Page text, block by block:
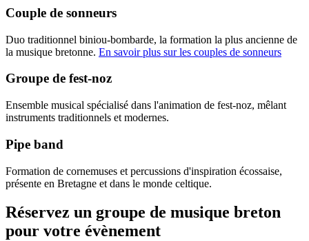
Couple de sonneurs
Duo traditionnel biniou-bombarde, la formation la plus ancienne de
la musique bretonne. En savoir plus sur les couples de sonneurs
Groupe de fest-noz
Ensemble musical spécialisé dans l'animation de fest-noz, mêlant
instruments traditionnels et modernes.
Pipe band
Formation de cornemuses et percussions d'inspiration écossaise,
présente en Bretagne et dans le monde celtique.
Réservez un groupe de musique breton
pour votre évènement